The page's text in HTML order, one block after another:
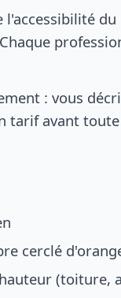
du
: vous
tarif avant
cerclé
(toiture,